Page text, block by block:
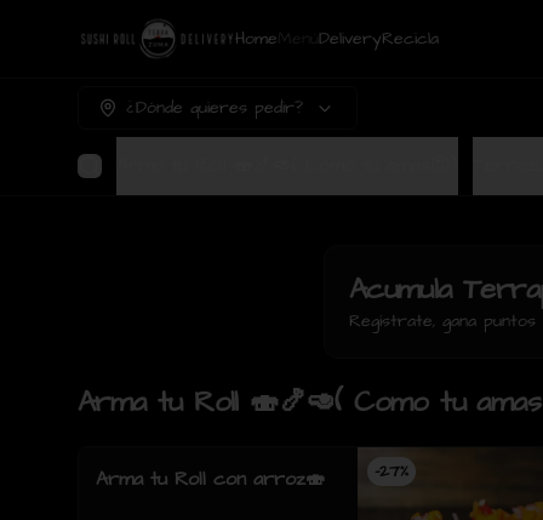
Home DeliveryRecicla
¿Dónde quieres pedir?
Acumula
Regístrate, gana
Arma tu Roll 🍣🍤🥑( Como tu
-27%
Arma tu Roll con arroz🍣